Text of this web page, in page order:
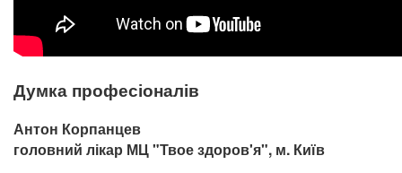
Думка професіоналів
Антон Корпанцев
головний лікар МЦ "Твое здоров'я", м. Київ